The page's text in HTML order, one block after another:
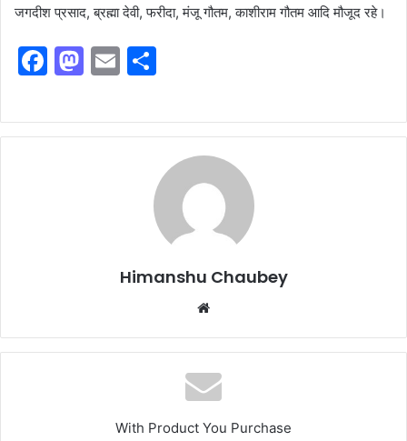
जगदीश प्रसाद, ब्रह्मा देवी, फरीदा, मंजू गौतम, काशीराम गौतम आदि मौजूद रहे।
F
c
e
M
st
o
E
ai
l
ar
e
Himanshu Chaubey
With Product You Purchase